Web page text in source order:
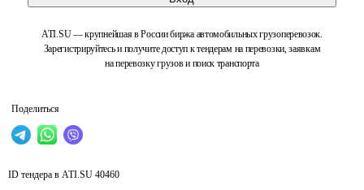
ATI.SU — крупнейшая в России биржа автомобильных грузоперевозок.
Зарегистрируйтесь и получите доступ к тендерам на перевозки, заявкам
на перевозку грузов и поиск транспорта
Поделиться
ID тендера в ATI.SU 40460